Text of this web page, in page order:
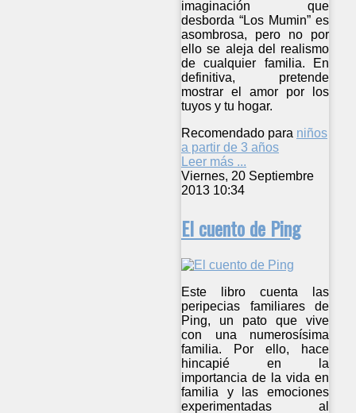
imaginación que
desborda “Los Mumin” es
asombrosa, pero no por
ello se aleja del realismo
de cualquier familia. En
definitiva, pretende
mostrar el amor por los
tuyos y tu hogar.
Recomendado para niños
a partir de 3 años
Leer más ...
Viernes, 20 Septiembre
2013 10:34
El cuento de Ping
Este libro cuenta las
peripecias familiares de
Ping, un pato que vive
con una numerosísima
familia. Por ello, hace
hincapié en la
importancia de la vida en
familia y las emociones
experimentadas al